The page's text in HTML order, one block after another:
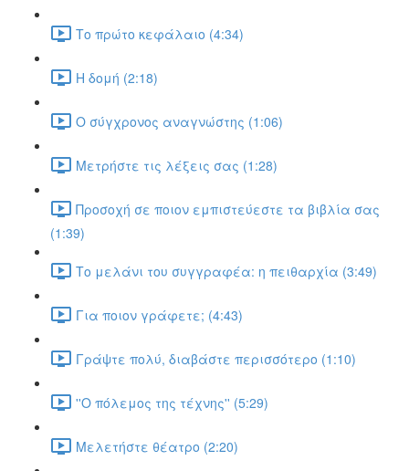
Το πρώτο κεφάλαιο (4:34)
Η δομή (2:18)
Ο σύγχρονος αναγνώστης (1:06)
Μετρήστε τις λέξεις σας (1:28)
Προσοχή σε ποιον εμπιστεύεστε τα βιβλία σας
(1:39)
Το μελάνι του συγγραφέα: η πειθαρχία (3:49)
Για ποιον γράφετε; (4:43)
Γράψτε πολύ, διαβάστε περισσότερο (1:10)
''Ο πόλεμος της τέχνης'' (5:29)
Μελετήστε θέατρο (2:20)